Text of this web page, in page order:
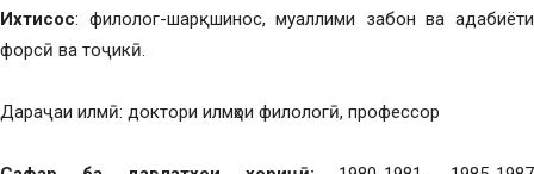
Ихтисос: филолог-шарқшинос, муаллими забон ва адабиёти
форсӣ ва тоҷикӣ.
Дараҷаи илмӣ: доктори илмҳои филологӣ, профессор